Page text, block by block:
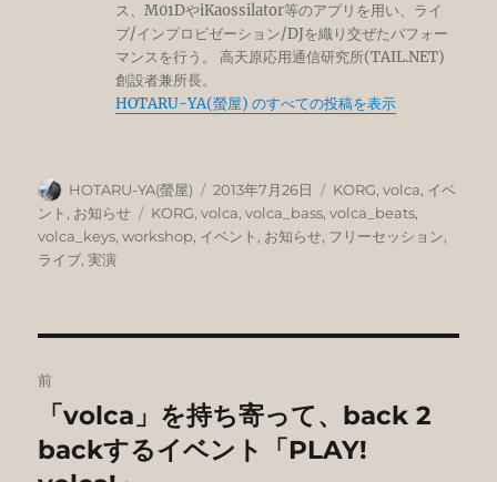
ス、M01DやiKaossilator等のアプリを用い、ライ
ブ/インプロビゼーション/DJを織り交ぜたパフォー
マンスを行う。 高天原応用通信研究所(TAIL.NET)
創設者兼所長。
HOTARU-YA(螢屋) のすべての投稿を表示
投
稿
者
HOTARU-YA(螢屋)
投
稿
日:
2013年7月26日
カ
テ
ゴ
KORG,volca, イベ
ント , お知らせ
タ
グ
KORG,volca,volca_bass,volca_beats,
volca_keys,workshop, イベント , お知らせ, フリーセッション,
ライブ,実演
稿
ナ
前
前
の
投
「volca」を持ち寄って、back 2
backするイベント「PLAY!